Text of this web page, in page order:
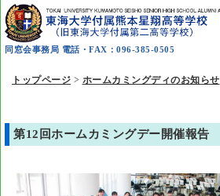
同窓会事務局 電話・FAX：096-385-0505
トップページ > ホームカミングディのお知らせ
第12回ホームカミングデー開催報告